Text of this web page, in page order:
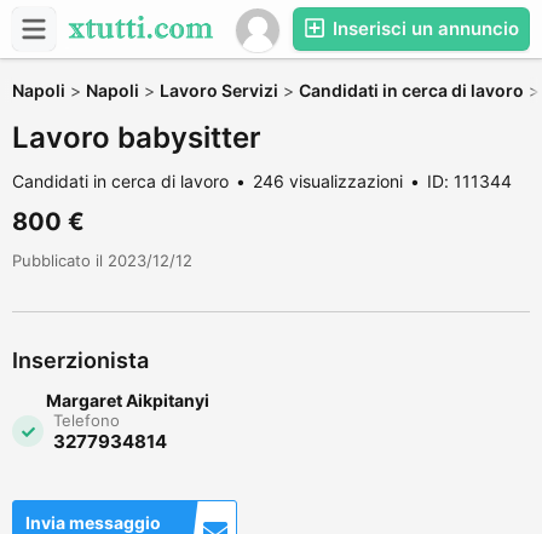
Inserisci un annuncio
Napoli > Napoli > Lavoro Servizi > Candidati in cerca di lavoro
Lavoro babysitter
Candidati in cerca di lavoro 246 visualizzazioni ID: 111344
800 €
Pubblicato il 2023/12/12
Inserzionista
Margaret Aikpitanyi
Telefono
3277934814
Invia messaggio